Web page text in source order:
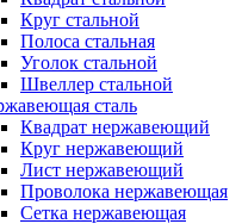
Круг стальной
Полоса стальная
Уголок стальной
Швеллер стальной
сталь
Квадрат нержавеющий
Круг нержавеющий
Лист нержавеющий
Проволока нержавеющая
Сетка нержавеющая